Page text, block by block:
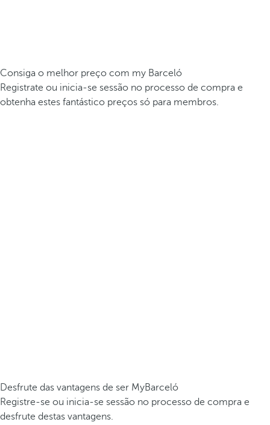
Consiga o melhor preço com my Barceló
Registrate ou inicia-se sessão no processo de compra e
obtenha estes fantástico preços só para membros.
Desfrute das vantagens de ser MyBarceló
Registre-se ou inicia-se sessão no processo de compra e
desfrute destas vantagens.